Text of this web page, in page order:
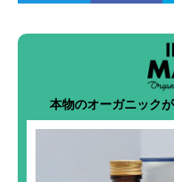
本物のオーガニック